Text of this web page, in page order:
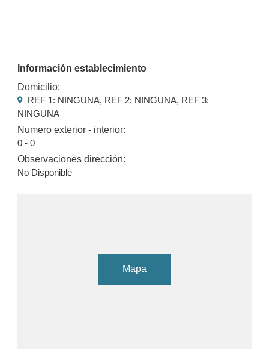
Información establecimiento
Domicilio:
REF 1: NINGUNA, REF 2: NINGUNA, REF 3:
NINGUNA
Numero exterior - interior:
0 - 0
Observaciones dirección:
No Disponible
Mapa